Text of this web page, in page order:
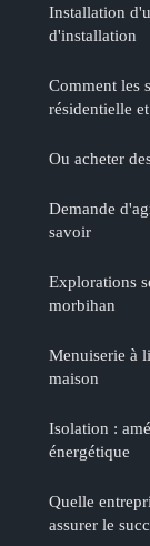
Installation
d'installation
Comment les
résidentielle
Ou acheter
Demande
savoir
Explorations
morbihan
Menuiserie à
maison
Isolation :
énergétique
Quelle
assurer le